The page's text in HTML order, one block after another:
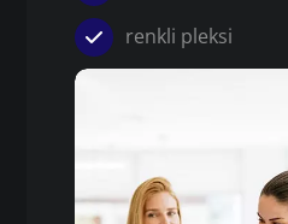
renkli pleksi
çekme akrilik
Pleksi Masa